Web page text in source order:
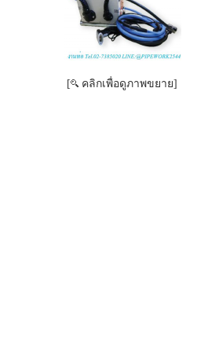
[ คลิกเพื่อดูภาพขยาย]